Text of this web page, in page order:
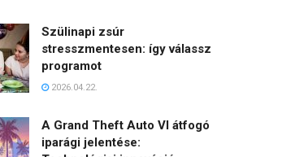
Szülinapi zsúr
stresszmentesen: így válassz
programot
2026.04.22.
A Grand Theft Auto VI átfogó
iparági jelentése: